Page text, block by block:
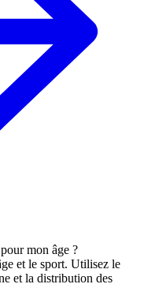
mon âge ?
et le sport. Utilisez le
et la distribution des